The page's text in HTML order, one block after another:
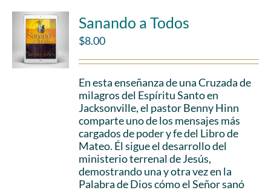
Sanando a Todos
$8.00
En esta enseñanza de una Cruzada de
milagros del Espíritu Santo en
Jacksonville, el pastor Benny Hinn
comparte uno de los mensajes más
cargados de poder y fe del Libro de
Mateo. Él sigue el desarrollo del
ministerio terrenal de Jesús,
demostrando una y otra vez en la
Palabra de Dios cómo el Señor sanó